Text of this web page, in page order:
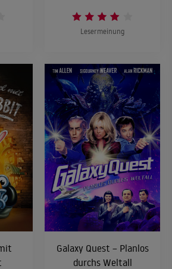
Lesermeinung
Galaxy Quest – Planlos
durchs Weltall